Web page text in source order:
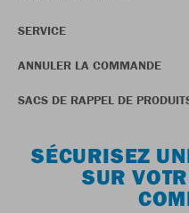
SERVICE
ANNULER LA COMMANDE
SACS DE RAPPEL DE
SÉCURISEZ
SUR